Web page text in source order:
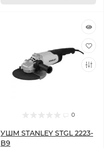
0
УШМ STANLEY STGL 2223-
B9